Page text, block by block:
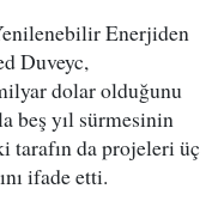
Enerjiden
Duveyc,
dolar olduğunu
beş yıl sürmesinin
tarafın da projeleri üç
ifade etti.